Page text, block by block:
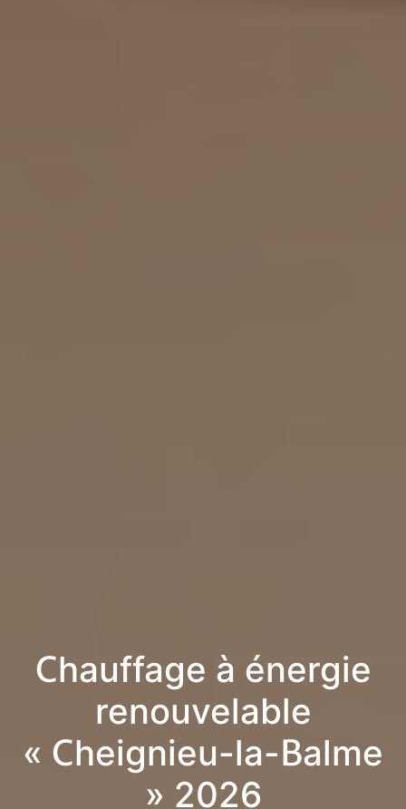
Chauffage à énergie
renouvelable
« Cheignieu-la-Balme
» 2026